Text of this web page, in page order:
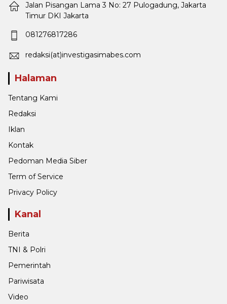
Jalan Pisangan Lama 3 No: 27 Pulogadung, Jakarta
Timur DKI Jakarta
081276817286
redaksi(at)investigasimabes.com
Halaman
Tentang Kami
Redaksi
Iklan
Kontak
Pedoman Media Siber
Term of Service
Privacy Policy
Kanal
Berita
TNI & Polri
Pemerintah
Pariwisata
Video